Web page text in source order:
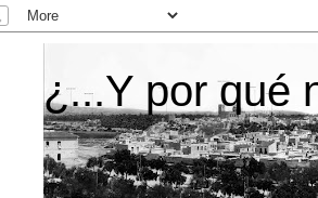
¿...Y por qué